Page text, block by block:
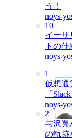
う！
noys-
10
イーサ
トの仕
noys-
1
仮想通
「Slack
noys-
2
与沢翼
の軌跡